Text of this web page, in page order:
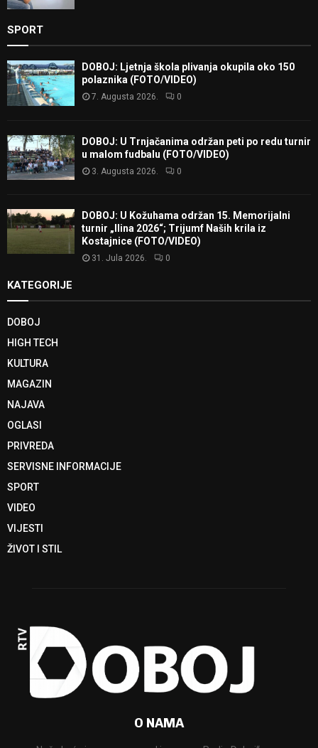
SPORT
DOBOJ: Ljetnja škola plivanja okupila oko 150
polaznika (FOTO/VIDEO)
7. Augusta 2026. 0
DOBOJ: U Trnjačanima održan peti po redu turnir
u malom fudbalu (FOTO/VIDEO)
3. Augusta 2026. 0
DOBOJ: U Kožuhama održan 15. Memorijalni
turnir „Ilina 2026“; Trijumf Naših krila iz
Kostajnice (FOTO/VIDEO)
31. Jula 2026. 0
KATEGORIJE
DOBOJ
HIGH TECH
KULTURA
MAGAZIN
NAJAVA
OGLASI
PRIVREDA
SERVISNE INFORMACIJE
SPORT
VIDEO
VIJESTI
ŽIVOT I STIL
O NAMA